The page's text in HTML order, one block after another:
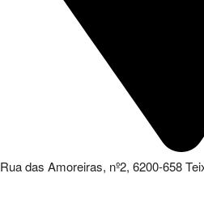
Rua das Amoreiras, nº2, 6200-658